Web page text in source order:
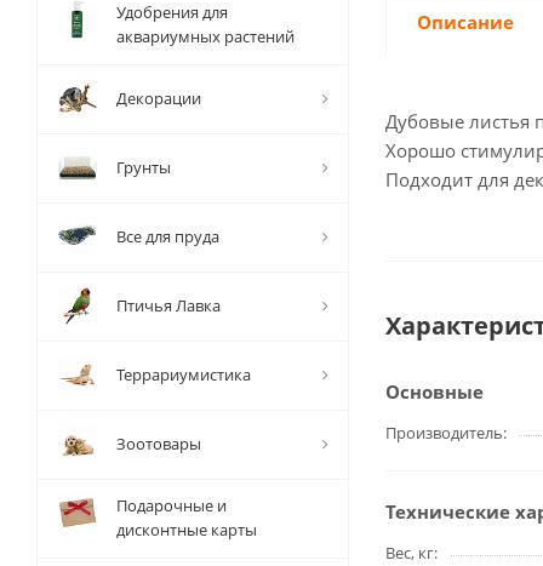
Описание
Дубовые листья
Хорошо
Подходит для
Основные
Производитель
Технические
Вес, кг
Удобрения для
аквариумных растений
Декорации
Грунты
Все для пруда
Птичья Лавка
Террариумистика
Зоотовары
Подарочные и
дисконтные карты